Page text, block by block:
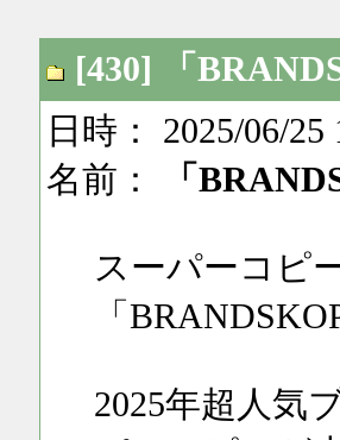
[430] 「
日時： 2025/06/25
名前：
「
スーパーコピ
「
2025年超人気